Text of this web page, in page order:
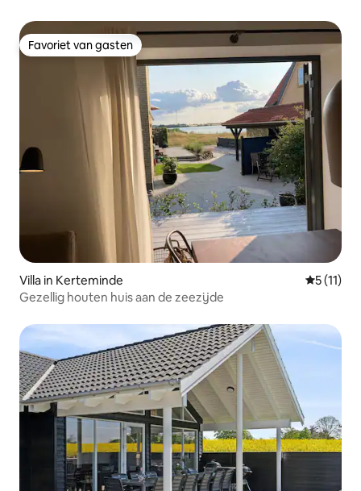
Favoriet van gasten
Favoriet van gasten
Villa in Kerteminde
5 (11)
Gezellig houten huis aan de zeezijde